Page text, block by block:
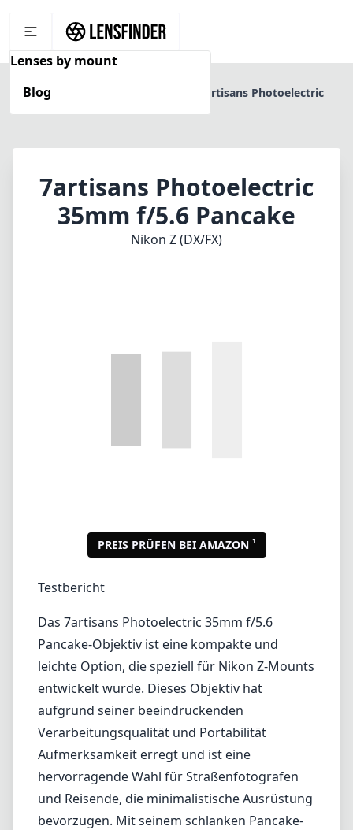
Lenses by mount
Blog
Home
7artisans Photoelectric
7artisans Photoelectric
35mm f/5.6 Pancake
Nikon Z (DX/FX)
PREIS PRÜFEN BEI AMAZON 1
Testbericht
Das 7artisans Photoelectric 35mm f/5.6
Pancake-Objektiv ist eine kompakte und
leichte Option, die speziell für Nikon Z-Mounts
entwickelt wurde. Dieses Objektiv hat
aufgrund seiner beeindruckenden
Verarbeitungsqualität und Portabilität
Aufmerksamkeit erregt und ist eine
hervorragende Wahl für Straßenfotografen
und Reisende, die minimalistische Ausrüstung
bevorzugen. Mit seinem schlanken Pancake-